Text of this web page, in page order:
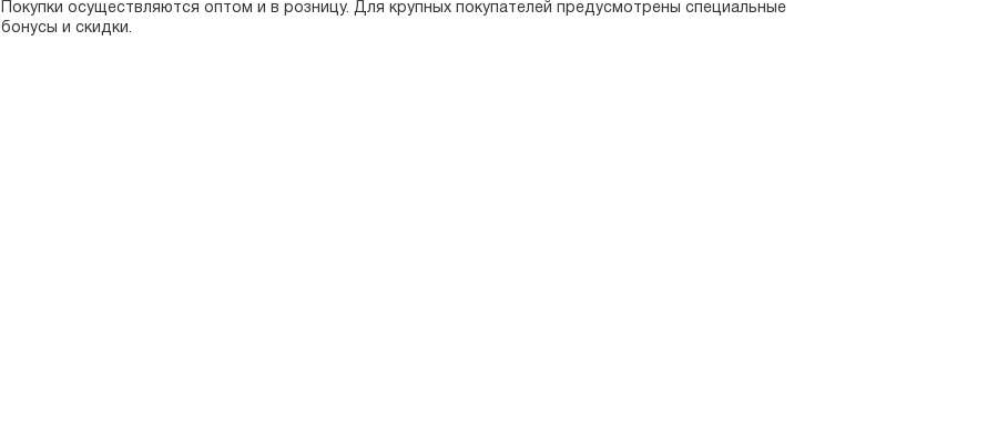
Покупки осуществляются оптом и в розницу. Для крупных покупателей предусмотрены специальные
бонусы и скидки.